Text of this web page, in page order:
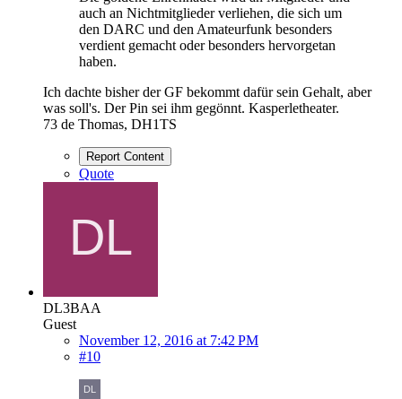
auch an Nichtmitglieder verliehen, die sich um
den DARC und den Amateurfunk besonders
verdient gemacht oder besonders hervorgetan
haben.
Ich dachte bisher der GF bekommt dafür sein Gehalt, aber
was soll's. Der Pin sei ihm gegönnt. Kasperletheater.
73 de Thomas, DH1TS
Report Content
Quote
DL3BAA
Guest
November 12, 2016 at 7:42 PM
#10